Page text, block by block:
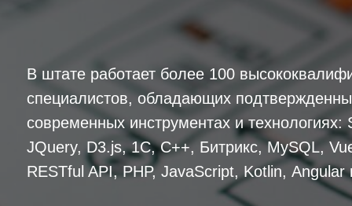
В штате работает более 100
специалистов, обладающих
современных инструментах и технологиях:
JQuery, D3.js, 1С, С++, Битрикс, MySQL,
RESTful API, PHP, JavaScript, Kotlin, Аngular